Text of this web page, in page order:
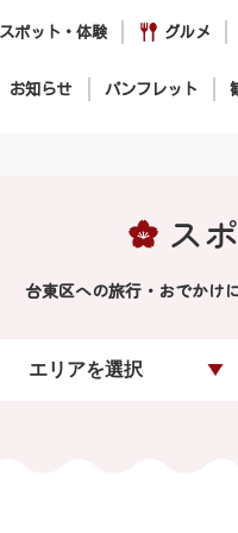
スポット・体験 グルメ
お知らせ パンフレット
ス
台東区への旅行・おでかけ
エリアを選択